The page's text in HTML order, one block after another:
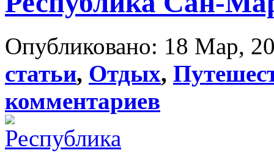
Опубликовано: 18 Мар,
статьи, Отдых,
комментариев